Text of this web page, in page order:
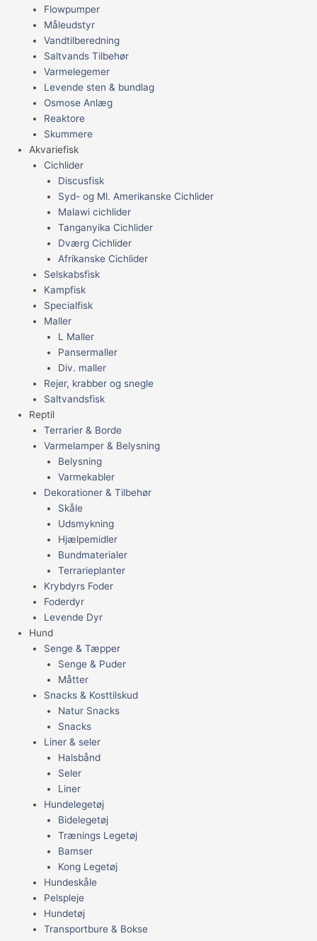
Flowpumper
Måleudstyr
Vandtilberedning
Saltvands Tilbehør
Varmelegemer
Levende sten & bundlag
Osmose Anlæg
Reaktore
Skummere
Akvariefisk
Cichlider
Discusfisk
Syd- og Ml. Amerikanske Cichlider
Malawi cichlider
Tanganyika Cichlider
Dværg Cichlider
Afrikanske Cichlider
Selskabsfisk
Kampfisk
Specialfisk
Maller
L Maller
Pansermaller
Div. maller
Rejer, krabber og snegle
Saltvandsfisk
Reptil
Terrarier & Borde
Varmelamper & Belysning
Belysning
Varmekabler
Dekorationer & Tilbehør
Skåle
Udsmykning
Hjælpemidler
Bundmaterialer
Terrarieplanter
Krybdyrs Foder
Foderdyr
Levende Dyr
Hund
Senge & Tæpper
Senge & Puder
Måtter
Snacks & Kosttilskud
Natur Snacks
Snacks
Liner & seler
Halsbånd
Seler
Liner
Hundelegetøj
Bidelegetøj
Trænings Legetøj
Bamser
Kong Legetøj
Hundeskåle
Pelspleje
Hundetøj
Transportbure & Bokse